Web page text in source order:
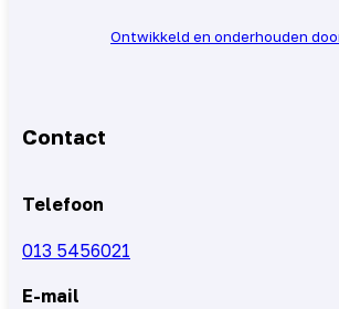
Ontwikkeld en onderhouden
Contact
Telefoon
013 5456021
E-mail